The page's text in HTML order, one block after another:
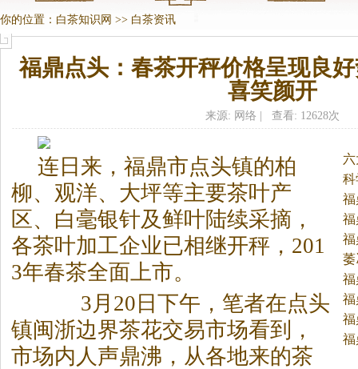
你的位置： 白茶知识网 >> 白茶资讯
福鼎点头：春茶开秤价格呈现良
喜笑颜开
来源: 网络 | 查看: 12628次
连日来，福鼎市点头镇的柏
柳、观洋、大坪等主要茶叶产
区、白毫银针及鲜叶陆续采摘，
各茶叶加工企业已相继开秤，201
3年春茶全面上市。
3月20日下午，笔者在点头
镇闽浙边界茶花交易市场看到，
市场内人声鼎沸，从各地来的茶